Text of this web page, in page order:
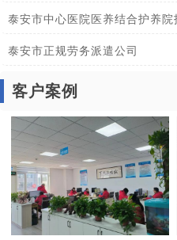
泰安市中心医院医养结合护养
泰安市正规劳务派遣公司
客户案例